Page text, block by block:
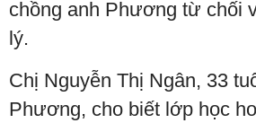
chồng anh Phương từ chối
lý.
Chị Nguyễn Thị Ngân, 33
Phương, cho biết lớp học